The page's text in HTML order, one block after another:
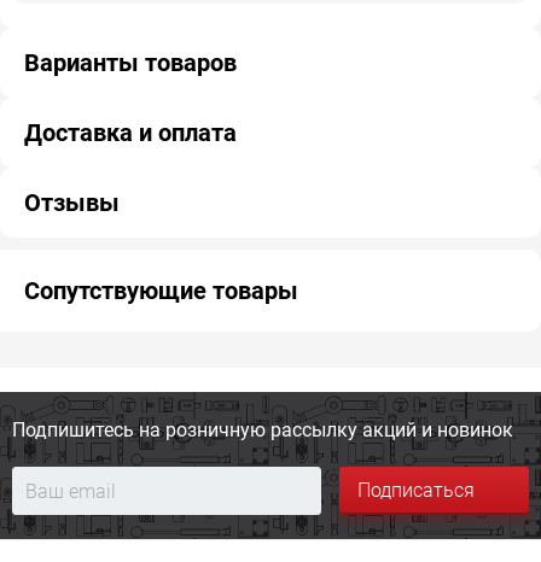
Варианты товаров
Доставка и оплата
Отзывы
Сопутствующие товары
Подпишитесь на розничную рассылку акций и новинок
Подписаться